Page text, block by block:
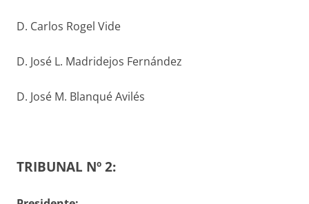
D. Carlos Rogel Vide
D. José L. Madridejos Fernández
D. José M. Blanqué Avilés
TRIBUNAL Nº 2: